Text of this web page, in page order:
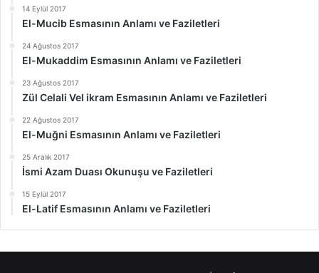
14 Eylül 2017
El-Mucib Esmasının Anlamı ve Faziletleri
24 Ağustos 2017
El-Mukaddim Esmasının Anlamı ve Faziletleri
23 Ağustos 2017
Zül Celali Vel ikram Esmasının Anlamı ve Faziletleri
22 Ağustos 2017
El-Muğni Esmasının Anlamı ve Faziletleri
25 Aralık 2017
İsmi Azam Duası Okunuşu ve Faziletleri
15 Eylül 2017
El-Latif Esmasının Anlamı ve Faziletleri